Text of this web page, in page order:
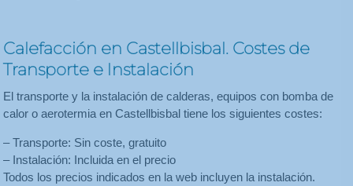
Calefacción en Castellbisbal. Costes de
Transporte e Instalación
El transporte y la instalación de calderas, equipos con bomba de
calor o aerotermia en Castellbisbal tiene los siguientes costes:
– Transporte: Sin coste, gratuito
– Instalación: Incluida en el precio
Todos los precios indicados en la web incluyen la instalación.